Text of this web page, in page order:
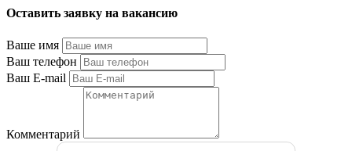
Оставить заявку на вакансию
Ваше имя
Ваш телефон
Ваш E-mail
Комментарий